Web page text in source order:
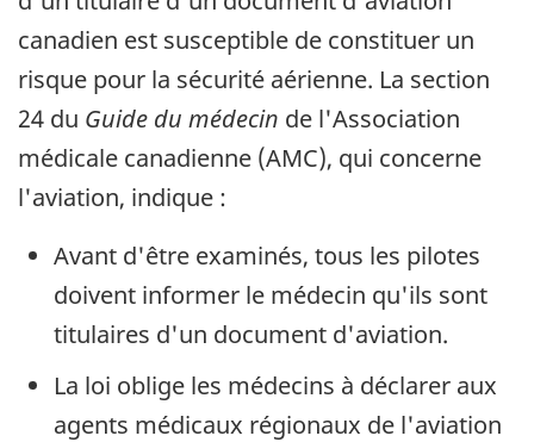
canadien est susceptible de constituer un
risque pour la sécurité aérienne. La section
24 du Guide du médecin de l'Association
médicale canadienne (AMC), qui concerne
l'aviation, indique :
Avant d'être examinés, tous les pilotes
doivent informer le médecin qu'ils sont
titulaires d'un document d'aviation.
La loi oblige les médecins à déclarer aux
agents médicaux régionaux de l'aviation